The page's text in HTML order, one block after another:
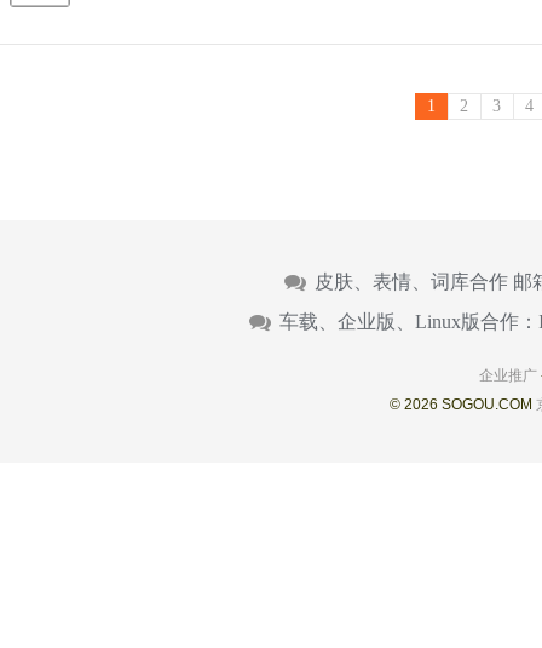
1 2 3 4
皮肤、表情、词库合作 邮
车载、企业版、Linux版合作：
企业推广
© 2026 SOGOU.COM